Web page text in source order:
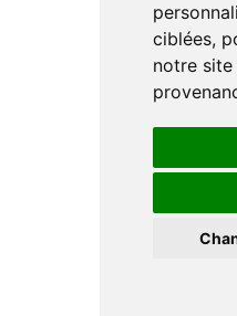
ciblées,
notre
ciblées,
notre